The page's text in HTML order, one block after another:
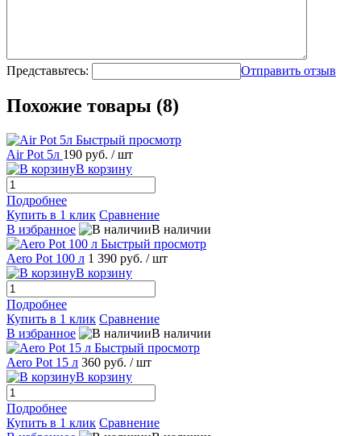
Представьтесь: Отправить отзыв
Похожие товары (8)
Быстрый просмотр
Air Pot 5л 190 руб. / шт
В корзину
Подробнее
Купить в 1 клик Сравнение
В избранное
В наличии
Быстрый просмотр
Aero Pot 100 л 1 390 руб. / шт
В корзину
Подробнее
Купить в 1 клик Сравнение
В избранное
В наличии
Быстрый просмотр
Aero Pot 15 л 360 руб. / шт
В корзину
Подробнее
Купить в 1 клик Сравнение